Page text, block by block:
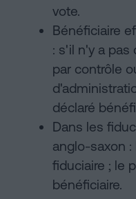
vote.
Bénéficiaire
: s'il n'y a
par contrôle
déclaré
Dans les
anglo-saxon
fiduciaire ; le
bénéficiaire.